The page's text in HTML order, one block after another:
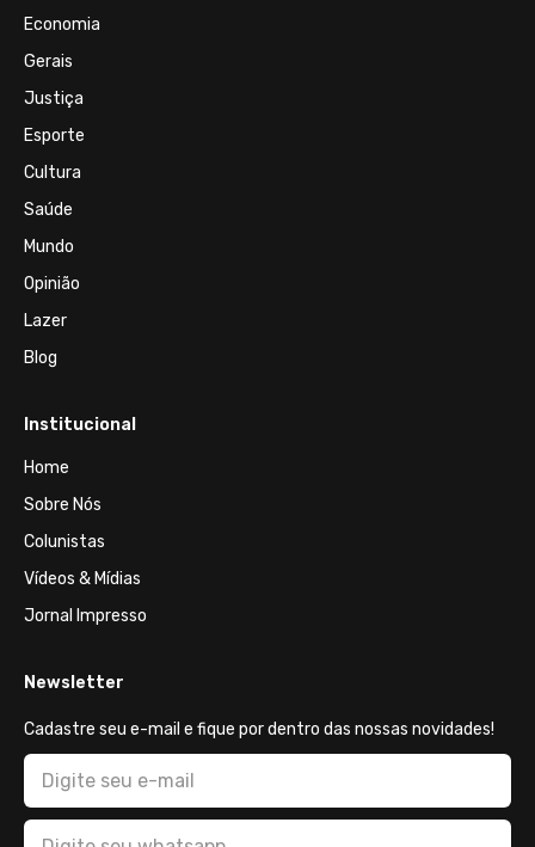
Economia
Gerais
Justiça
Esporte
Cultura
Saúde
Mundo
Opinião
Lazer
Blog
Institucional
Home
Sobre Nós
Colunistas
Vídeos & Mídias
Jornal Impresso
Newsletter
Cadastre seu e-mail e fique por dentro das nossas novidades!